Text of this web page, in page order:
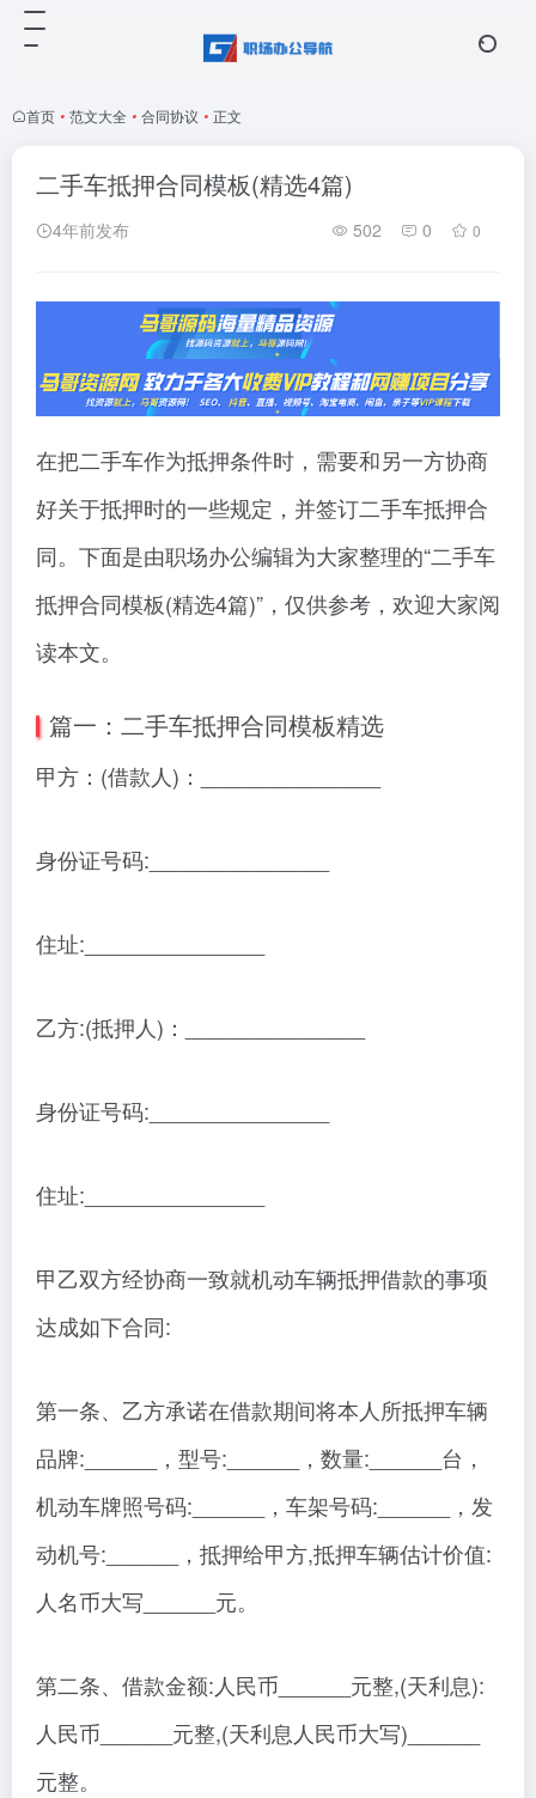
首页 • 范文大全 • 合同协议 • 正文
二手车抵押合同模板(精选4篇)
4年前发布 502 0 0
在把二手车作为抵押条件时，需要和另一方协商
好关于抵押时的一些规定，并签订二手车抵押合
同。下面是由职场办公编辑为大家整理的“二手车
抵押合同模板(精选4篇)”，仅供参考，欢迎大家阅
读本文。
篇一：二手车抵押合同模板精选
甲方：(借款人)：_______________
身份证号码:_______________
住址:_______________
乙方:(抵押人)：_______________
身份证号码:_______________
住址:_______________
甲乙双方经协商一致就机动车辆抵押借款的事项
达成如下合同:
第一条、乙方承诺在借款期间将本人所抵押车辆
品牌:______，型号:______，数量:______台，
机动车牌照号码:______，车架号码:______，发
动机号:______，抵押给甲方,抵押车辆估计价值:
人名币大写______元。
第二条、借款金额:人民币______元整,(天利息):
人民币______元整,(天利息人民币大写)______
元整。